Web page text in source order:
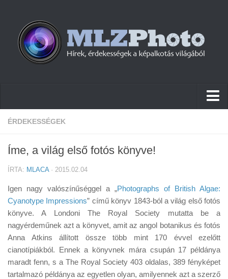
Hírek
Cikkek
Firmware
Tudástár
Tanácsok
Érdekességek
Helyszíni Riport
ÉRDEKESSÉGEK
Íme, a világ első fotós könyve!
ÍRTA: MLACA· 2015.02.04
Igen nagy valószínűséggel a „Photographs of British Algae:
Cyanotype Impressions” című könyv 1843-ból a világ első fotós
könyve. A Londoni The Royal Society mutatta be a
nagyérdeműnek azt a könyvet, amit az angol botanikus és fotós
Anna Atkins állított össze több mint 170 évvel ezelőtt
cianotípiákból. Ennek a könyvnek mára csupán 17 példánya
maradt fenn, s a The Royal Society 403 oldalas, 389 fényképet
tartalmazó példánya az egyetlen olyan, amilyennek azt a szerző